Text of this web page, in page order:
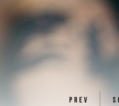
PREV